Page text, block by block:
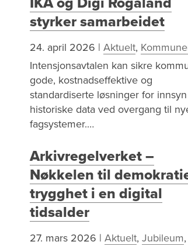
styrker samarbeidet
24. april 2026 | Aktuelt,
Intensjonsavtalen kan sikre
gode, kostnadseffektive og
standardiserte løsninger for
historiske data ved overgang til
fagsystemer.…
Arkivregelverket –
Nøkkelen til
trygghet i en digital
tidsalder
27. mars 2026 | Aktuelt, Jubileum,